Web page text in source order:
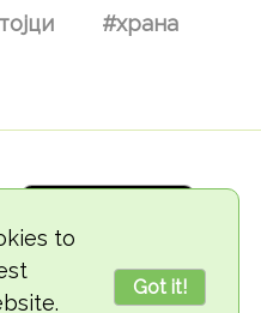
to
Got it!
#храна